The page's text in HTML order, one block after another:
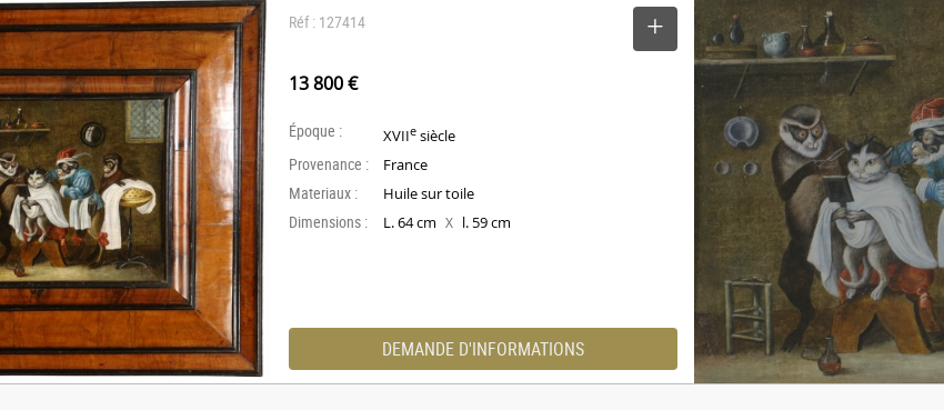
Réf : 127414
13 800 €
Époque : XVIIe siècle
Provenance : France
Materiaux : Huile sur toile
Dimensions : L. 64 cm X l. 59 cm
DEMANDE D'INFORMATIONS